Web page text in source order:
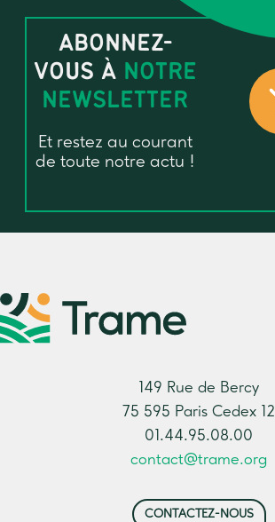
ABONNEZ-
VOUS À NOTRE
NEWSLETTER
Et restez au courant
de toute notre actu !
149 Rue de Bercy
75 595 Paris Cedex 12
01.44.95.08.00
contact@trame.org
CONTACTEZ-NOUS